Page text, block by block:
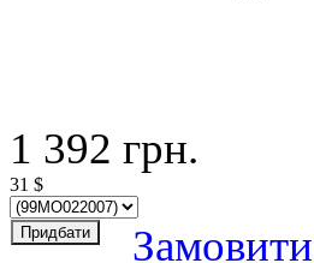
1 392 грн.
31 $